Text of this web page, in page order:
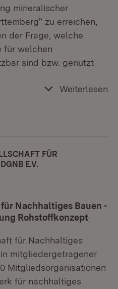
mineralischer
zu erreichen,
der Frage, welche
für welchen
sind bzw. genutzt
Weiterlesen
FÜR
E.V.
Nachhaltiges Bauen -
Rohstoffkonzept
für Nachhaltiges
mitgliedergetragener
Mitgliedsorganisationen
für nachhaltiges